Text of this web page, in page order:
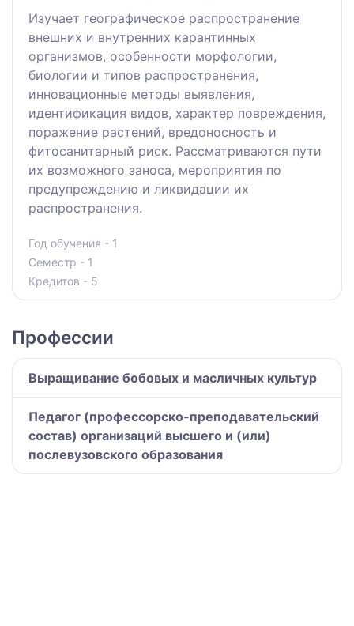
Изучает географическое распространение
внешних и внутренних карантинных
организмов, особенности морфологии,
биологии и типов распространения,
инновационные методы выявления,
идентификация видов, характер повреждения,
поражение растений, вредоносность и
фитосанитарный риск. Рассматриваются пути
их возможного заноса, мероприятия по
предупреждению и ликвидации их
распространения.
Год обучения - 1
Семестр - 1
Кредитов - 5
Профессии
Выращивание бобовых и масличных культур
Педагог (профессорско-преподавательский
состав) организаций высшего и (или)
послевузовского образования